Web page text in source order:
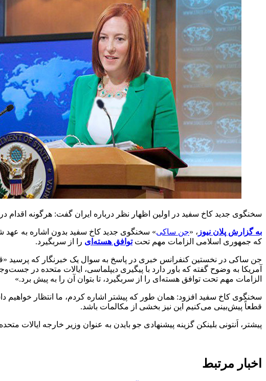
سخنگوی جدید کاخ سفید در اولین اظهار نظر درباره ایران گفت: هرگونه
به گزارش پلان نیوز ، «جن ساکی» سخنگوی جدید کاخ سفید بدون اشاره به
که جمهوری اسلامی الزامات مهم تحتتوافق هسته‌ای را از سربگیرد.
جن ساکی در نخستین کنفرانس خبری در پاسخ به سوال یک خبرنگار که پرسید
آمریکا به وضوح گفته که باور دارد با پیگیری دیپلماسی، ایالات متحده در
الزامات مهم تحت توافق هسته‌ای را از سربگیرد، تا بتوان آن را به پیش برد.»
سخنگوی کاخ سفید افزود: همان طور که پیشتر اشاره کردم، ما انتظار خواهیم
قطعاً پیش‌بینی می‌کنیم این نیز بخشی از مکالمات باشد.
پیشتر، اَنتونی بلینکن گزینه پیشنهادی جو بایدن به عنوان وزیر خارجه ایالات
اخبار مرتبط